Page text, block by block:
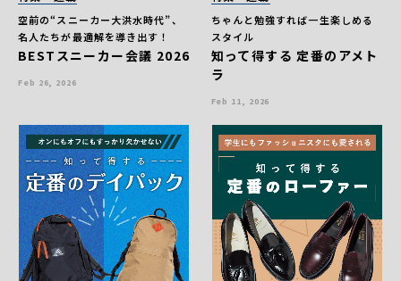
空前の“スニーカー大洪水時代”、
名人たちが最適解を導き出す！
BESTスニーカー会議 2026
Feb 26, 2026
ちゃんと勉強すれば一生楽しめる
スタイル
知って得する 定番のアメト
ラ
Feb 11, 2026